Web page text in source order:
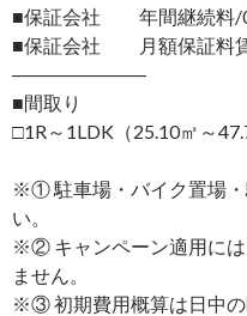
■保証会社 年間継続料/
■保証会社 月額保証料賃
―――――――
■間取り
□1R～1LDK（25.10㎡～
※① 駐車場・バイク置場・
い。
※② キャンペーン適用に
ません。
※③ 初期費用概算は日中